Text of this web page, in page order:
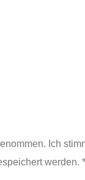
Ich
werden. *